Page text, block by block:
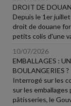
DROIT DE
Depuis le 1er
droit de douane
petits colis d'une
10/07/2026
EMBALLAGES :
BOULANGERIES ?
Interrogé sur les
sur les
pâtisseries, le